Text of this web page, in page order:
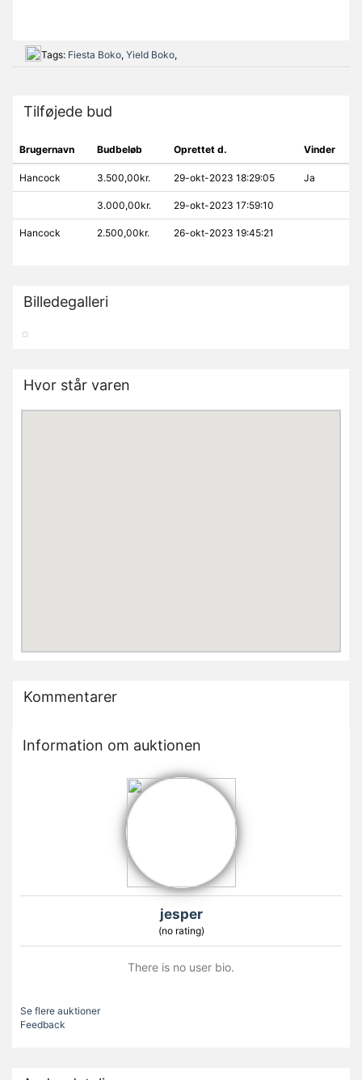
Tags: Fiesta Boko, Yield Boko,
Tilføjede bud
Brugernavn Budbeløb Oprettet d. Vinder
Hancock 3.500,00kr. 29-okt-2023 18:29:05 Ja
3.000,00kr. 29-okt-2023 17:59:10
Hancock 2.500,00kr. 26-okt-2023 19:45:21
Billedegalleri
Hvor står varen
Kommentarer
Information om auktionen
jesper
(no rating)
There is no user bio.
Se flere auktioner
Feedback